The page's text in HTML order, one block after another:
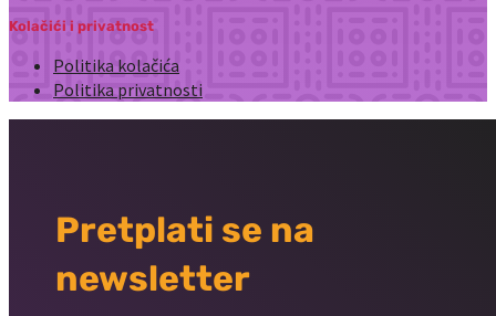
Kolačići i privatnost
Politika kolačića
Politika privatnosti
Pretplati se na
newsletter